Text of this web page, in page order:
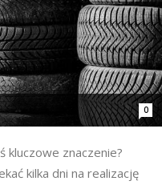
0
kluczowe znaczenie?
kilka dni na realizację